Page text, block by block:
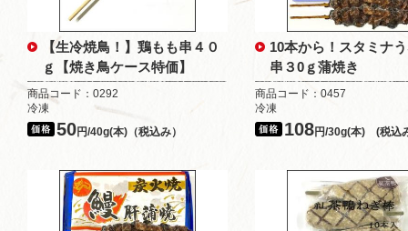
【生冷焼鳥！】鶏もも串４０
ｇ【焼き鳥ケース特価】
商品コード：0292
冷凍
50円/40g(本)（税込み）
10本から！スタミナ
串３0ｇ蒲焼き
商品コード：0457
冷凍
108円/30g(本) (税込